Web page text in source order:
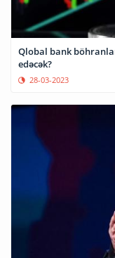
Qlobal bank
edəcək?
28-03-2023